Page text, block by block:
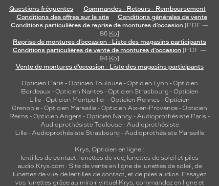
Questions fréquentes
Commandes - Retours - Remboursement
Conditions des offres sur le site
Conditions générales de vente
Conditions particulières de reprise de montures d’occasion [PDF —
86 Ko]
Reprise de montures d’occasion - Liste des magasins participants
Conditions particulières de vente de montures d’occasion [PDF —
94 Ko]
Vente de montures d’occasion - Liste des magasins participants
Opticien Paris - Opticien Toulouse- Opticien Lyon - Opticien
Bordeaux- Opticien Nantes - Opticien Strasbourg - Opticien
Lille - Opticien Montpellier - Opticien Rennes - Opticien
Grenoble - Opticien Marseille - Opticien Aix-en-Provence - Opticien
Reims - Opticien Angers - Opticien Nancy - Audioprothésiste Paris -
Audioprothésiste Toulouse- Audioprothésiste
Lille- Audioprothésiste Strasbourg - Audioprothésiste Marseille
Krys, Opticien en ligne :
lentilles de contact, lunettes de vue, lunettes de soleil et piles
audio Krys.com : Site de vente en ligne de lunettes de soleil, de
lunettes de vue, de lentilles de contact, et de piles audios. Essayez
vos lunettes grâce au miroir virtuel Krys, commandez en ligne et